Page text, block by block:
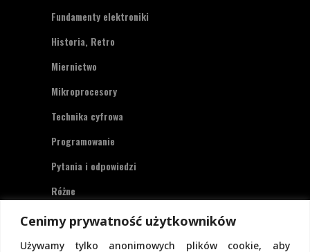
Cenimy prywatność użytkowników
Używamy tylko anonimowych plików cookie, aby
Fundamenty elektroniki
Historia, Retro
Miernictwo
Mikroprocesory
Technika cyfrowa
Programowanie
Pytania i odpowiedzi
Różne
Zasilanie